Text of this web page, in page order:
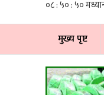
मुख्य पृष्ट